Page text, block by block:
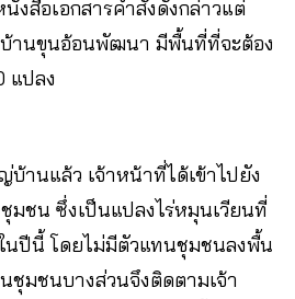
งสือเอกสารคำสั่งดังกล่าวแต่
านขุนอ้อนพัฒนา มีพื้นที่ที่จะต้อง
แปลง
บ้านแล้ว เจ้าหน้าที่ได้เข้าไปยัง
มชน ซึ่งเป็นแปลงไร่หมุนเวียนที่
นปีนี้ โดยไม่มีตัวแทนชุมชนลงพื้น
มชนบางส่วนจึงติดตามเจ้า